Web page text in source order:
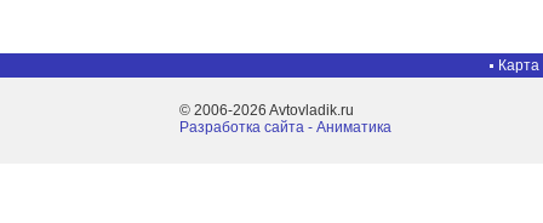
Карта
© 2006-2026 Avtovladik.ru
Разработка сайта - Aниматика